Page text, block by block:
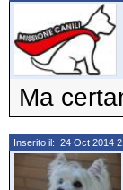
Ma
Inserito il: 24 Oct 2014